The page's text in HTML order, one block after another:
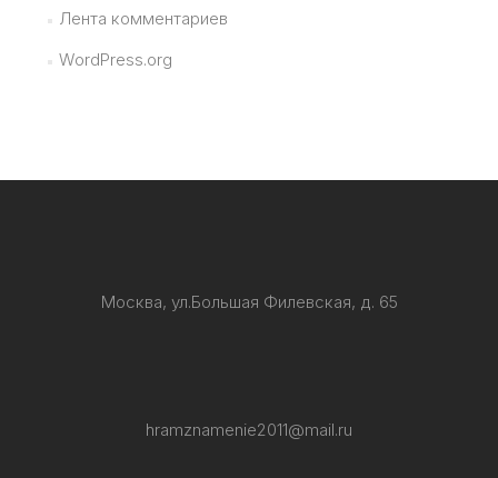
Лента комментариев
WordPress.org
Москва, ул.Большая Филевская, д. 65
hramznamenie2011@mail.ru